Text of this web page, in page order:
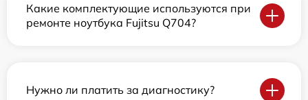
Какие комплектующие используются при
ремонте ноутбука Fujitsu Q704?
Нужно ли платить за диагностику?